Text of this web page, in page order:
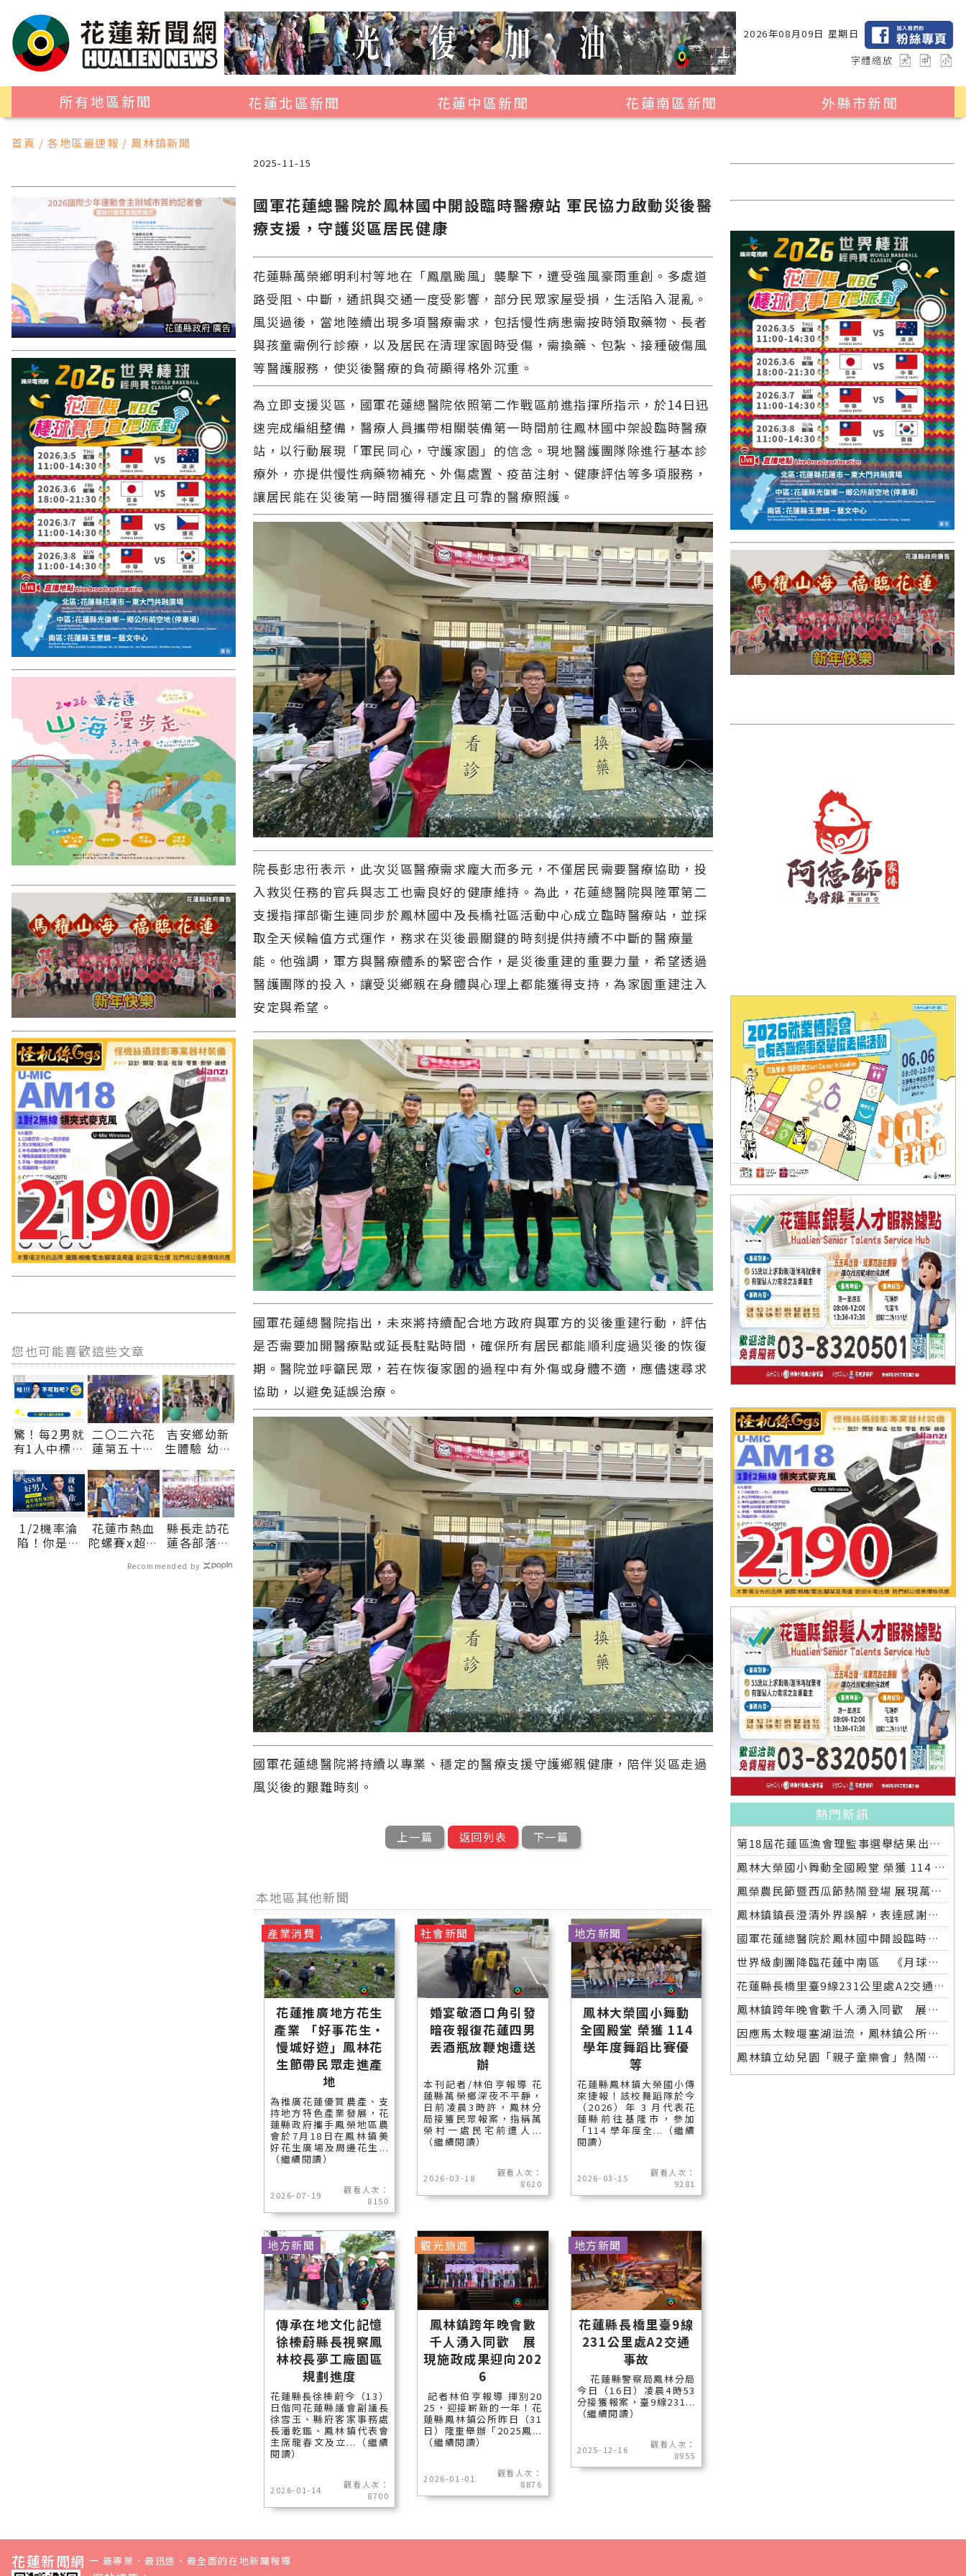
2026年08月09日 星期日
字體縮放
所有地區新聞
花蓮北區新聞
吉安鄉
秀林鄉
花蓮中區新聞
光復鄉
花蓮南區新聞
富里鄉
外縣市新聞
2024暑期夏令營專區
台中市
彰化縣
高雄市
國外報導
台東縣
關山鎮
苗栗縣
其他地區
新竹市
和平鄉
台南市
澎湖縣
香港
台東市
雲林縣
長濱鄉
彰化縣
首頁 / 各地區最速報 / 鳳林鎮新聞
您也可能喜歡這些文章
驚！每2男就
有1人中標？
PR
二〇二六花
蓮第五十八
運動會盛大
開幕 六十八
城逾千選手
齊聚花蓮∣
花蓮新聞網
官方網站各
類新聞－最
吉安鄉幼新
生體驗 幼童
節快樂」 吉
安鄉鄉長盼
親師協力陪
伴孩子快樂
成長學習∣
花蓮新聞網
官方網站各
1/2機率淪
陷！你是好
PR
花蓮市熱血
陀螺賽x超嗨
8/22、23接
縣長走訪花
蓮各部落歲
族人健康與
Recommended by
2025-11-15
國軍花蓮總醫院於鳳林國中開設臨時醫療站 軍民協力啟動災後醫
療支援，守護災區居民健康
花蓮縣萬榮鄉明利村等地在「鳳凰颱風」襲擊下，遭受強風豪雨重創。多處道
路受阻、中斷，通訊與交通一度受影響，部分民眾家屋受損，生活陷入混亂。
風災過後，當地陸續出現多項醫療需求，包括慢性病患需按時領取藥物、長者
與孩童需例行診療，以及居民在清理家園時受傷，需換藥、包紮、接種破傷風
等醫護服務，使災後醫療的負荷顯得格外沉重。
為立即支援災區，國軍花蓮總醫院依照第二作戰區前進指揮所指示，於14日迅
速完成編組整備，醫療人員攜帶相關裝備第一時間前往鳳林國中架設臨時醫療
站，以行動展現「軍民同心，守護家園」的信念。現地醫護團隊除進行基本診
療外，亦提供慢性病藥物補充、外傷處置、疫苗注射、健康評估等多項服務，
讓居民能在災後第一時間獲得穩定且可靠的醫療照護。
院長彭忠衎表示，此次災區醫療需求龐大而多元，不僅居民需要醫療協助，投
入救災任務的官兵與志工也需良好的健康維持。為此，花蓮總醫院與陸軍第二
支援指揮部衛生連同步於鳳林國中及長橋社區活動中心成立臨時醫療站，並採
取全天候輪值方式運作，務求在災後最關鍵的時刻提供持續不中斷的醫療量
能。他強調，軍方與醫療體系的緊密合作，是災後重建的重要力量，希望透過
醫護團隊的投入，讓受災鄉親在身體與心理上都能獲得支持，為家園重建注入
安定與希望。
國軍花蓮總醫院指出，未來將持續配合地方政府與軍方的災後重建行動，評估
是否需要加開醫療點或延長駐點時間，確保所有居民都能順利度過災後的恢復
期。醫院並呼籲民眾，若在恢復家園的過程中有外傷或身體不適，應儘速尋求
協助，以避免延誤治療。
國軍花蓮總醫院將持續以專業、穩定的醫療支援守護鄉親健康，陪伴災區走過
風災後的艱難時刻。
上一篇 返回列表 下一篇
本地區其他新聞
花蓮推廣地方花生
產業 「好事花生・
慢城好遊」鳳林花
生節帶民眾走進產
地
為推廣花蓮優質農產、支
持地方特色產業發展，花
蓮縣政府攜手鳳榮地區農
會於7月18日在鳳林鎮美
好花生廣場及周邊花生...
（繼續閱讀）
2026-07-19
觀看人次：
8150
產業消費
婚宴敬酒口角引發
暗夜報復花蓮四男
丟酒瓶放鞭炮遭送
辦
本刊記者/林伯亨報導 花
蓮縣萬榮鄉深夜不平靜，
日前凌晨3時許，鳳林分
局接獲民眾報案，指稱萬
榮村一處民宅前遭人...
（繼續閱讀）
2026-03-18
觀看人次：
8620
社會新聞
鳳林大榮國小舞動
全國殿堂 榮獲 114
學年度舞蹈比賽優
等
花蓮縣鳳林鎮大榮國小傳
來捷報！該校舞蹈隊於今
（2026）年 3 月代表花
蓮縣前往基隆市，參加
「114 學年度全...（繼續
閱讀）
2026-03-15
觀看人次：
9281
地方新聞
傳承在地文化記憶
徐榛蔚縣長視察鳳
林校長夢工廠園區
規劃進度
花蓮縣長徐榛蔚今（13）
日偕同花蓮縣議會副議長
徐雪玉、縣府客家事務處
長潘乾鑑、鳳林鎮代表會
主席龍春文及立...（繼續
閱讀）
2026-01-14
觀看人次：
8700
地方新聞
鳳林鎮跨年晚會數
千人湧入同歡 展
現施政成果迎向202
6
記者林伯亨報導 揮別20
25，迎接嶄新的一年！花
蓮縣鳳林鎮公所昨日（31
日）隆重舉辦「2025鳳...
（繼續閱讀）
2026-01-01
觀看人次：
8876
觀光旅遊
花蓮縣長橋里臺9線
231公里處A2交通
事故
花蓮縣警察局鳳林分局
今日（16日）凌晨4時53
分接獲報案，臺9線231...
（繼續閱讀）
2025-12-16
觀看人次：
8955
地方新聞
熱門新訊
第18屆花蓮區漁會理監事選舉結果出爐 王登義出任理事長 領軍新團隊啟動改革願景
鳳林大榮國小舞動全國殿堂 榮獲 114 學年度舞蹈比賽優等
鳳榮農民節暨西瓜節熱鬧登場 展現萬榮農業成果
鳳林鎮鎮長澄清外界誤解，表達感謝中央與國軍全力協助救災
國軍花蓮總醫院於鳳林國中開設臨時醫療站 軍民協力啟動災後醫療支援，守護災區居民健康
世界級劇團降臨花蓮中南區 《月球入侵》打造詩意夜空宇宙
花蓮縣長橋里臺9線231公里處A2交通事故
鳳林鎮跨年晚會數千人湧入同歡 展現施政成果迎向2026
因應馬太鞍堰塞湖溢流，鳳林鎮公所立即啟動防災應變措施
鳳林鎮立幼兒園「親子童樂會」熱鬧展開 孩子歡笑泡泡飛舞
花蓮新聞網 — 最專業、最迅速、最全面的在地新聞報導